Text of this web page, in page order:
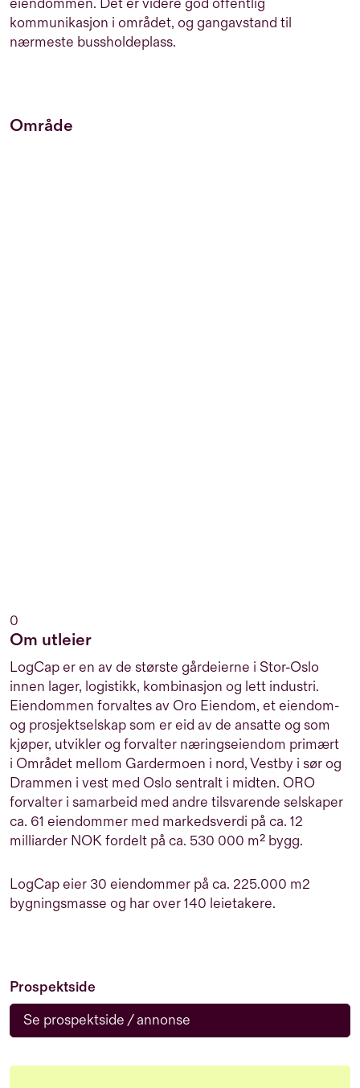
eiendommen. Det er videre god offentlig
kommunikasjon i området, og gangavstand til
nærmeste bussholdeplass.
Område
0
Om utleier
LogCap er en av de største gårdeierne i Stor-Oslo
innen lager, logistikk, kombinasjon og lett industri.
Eiendommen forvaltes av Oro Eiendom, et eiendom-
og prosjektselskap som er eid av de ansatte og som
kjøper, utvikler og forvalter næringseiendom primært
i Området mellom Gardermoen i nord, Vestby i sør og
Drammen i vest med Oslo sentralt i midten. ORO
forvalter i samarbeid med andre tilsvarende selskaper
ca. 61 eiendommer med markedsverdi på ca. 12
milliarder NOK fordelt på ca. 530 000 m² bygg.
LogCap eier 30 eiendommer på ca. 225.000 m2
bygningsmasse og har over 140 leietakere.
Prospektside
Se prospektside / annonse